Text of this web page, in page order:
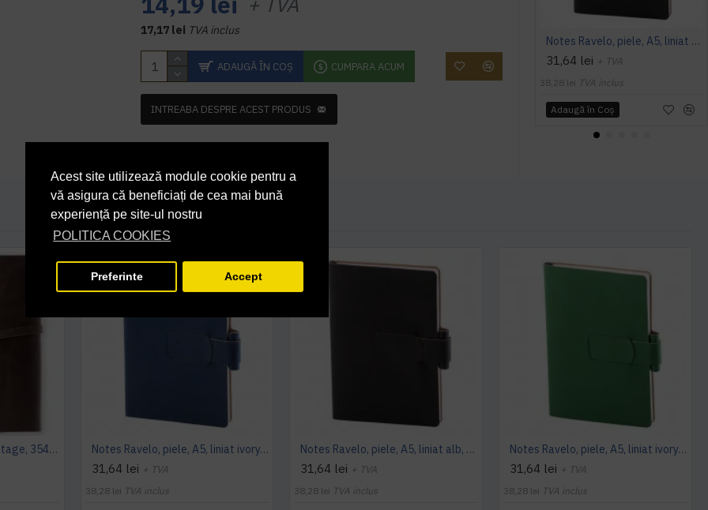
Acest site utilizează module cookie pentru a
vă asigura că beneficiați de cea mai bună
experiență pe site-ul nostru
POLITICA COOKIES
Preferinte Accept
17,17 lei TVA inclus
ADAUGĂ ÎN COŞ CUMPARA ACUM
INTREABA DESPRE ACEST PRODUS
Notes Ravelo, piele, A5, liniat alb, negru
31,64 lei + TVA
38,28 lei TVA inclus
Adaugă în Coş
Jurnal piele naturala Vintage, 354 pagini, bloc detasabil, cutie cadou, lucrat manual, maro Notes Ravelo, piele, A5, liniat ivory, albastru
31,64 lei + TVA
38,28 lei TVA inclus
Notes Ravelo, piele, A5, liniat alb, negru
31,64 lei + TVA
38,28 lei TVA inclus
Notes Ravelo, piele, A5, liniat ivory, verde
31,64 lei + TVA
38,28 lei TVA inclus